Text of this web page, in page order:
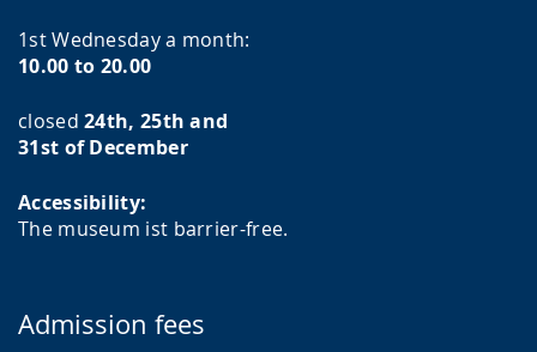
1st Wednesday a month:
10.00 to 20.00
closed24th, 25th and
31st of December
Accessibility:
The museum ist barrier-free.
Admission fees